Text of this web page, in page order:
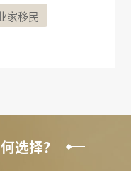
家移民
选择？